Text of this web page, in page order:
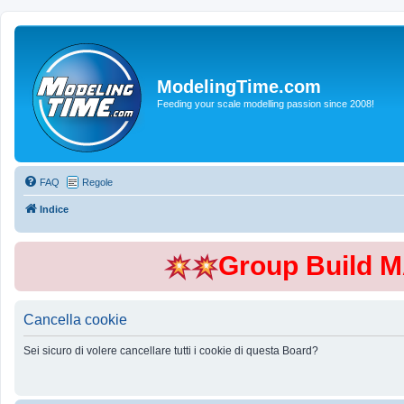
ModelingTime.com
Feeding your scale modelling passion since 2008!
FAQ Regole
Indice
Group Build
Cancella cookie
Sei sicuro di volere cancellare tutti i cookie di questa Board?